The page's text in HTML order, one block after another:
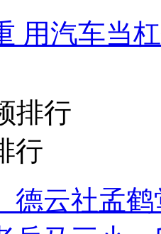
用汽车当
排行
行
德云社孟